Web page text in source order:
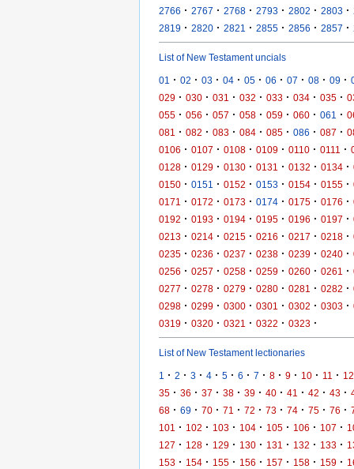
2766 · 2767 · 2768 · 2793 · 2802 · 2803 ·
2819 · 2820 · 2821 · 2855 · 2856 · 2857 ·
List of New Testament uncials
01 · 02 · 03 · 04 · 05 · 06 · 07 · 08 · 09 ·
029 · 030 · 031 · 032 · 033 · 034 · 035 ·
055 · 056 · 057 · 058 · 059 · 060 · 061 ·
081
· 082 · 083 · 084 · 085 · 086 · 087 ·
0106 · 0107 · 0108 · 0109 · 0110 · 0111 ·
0128 · 0129 · 0130 · 0131 · 0132 · 0134 ·
0150 · 0151 · 0152 · 0153 · 0154 · 0155 ·
0171
· 0172 · 0173 · 0174 · 0175 · 0176 ·
0192 · 0193 · 0194 · 0195 · 0196 · 0197 ·
0213 · 0214 · 0215 · 0216 · 0217 · 0218 ·
0235 · 0236 · 0237 · 0238 · 0239 · 0240 ·
0256 · 0257 · 0258 · 0259 · 0260 · 0261 ·
0277 · 0278 · 0279 · 0280 · 0281 · 0282 ·
0298 · 0299 · 0300 · 0301 · 0302 · 0303 ·
0319 · 0320 · 0321 · 0322 · 0323 ·
List of New Testament lectionaries
1 · 2 · 3 · 4 · 5 · 6 · 7 · 8 · 9 · 10 · 11 · 12
35 · 36 · 37 · 38 · 39 · 40 · 41 · 42 · 43 ·
68 · 69 · 70 · 71 · 72 · 73 · 74 · 75 · 76 ·
101
· 102 · 103 · 104 · 105 · 106 · 107 ·
127 · 128 · 129 · 130 · 131 · 132 · 133 ·
153 · 154 · 155 · 156 · 157 · 158 · 159 ·